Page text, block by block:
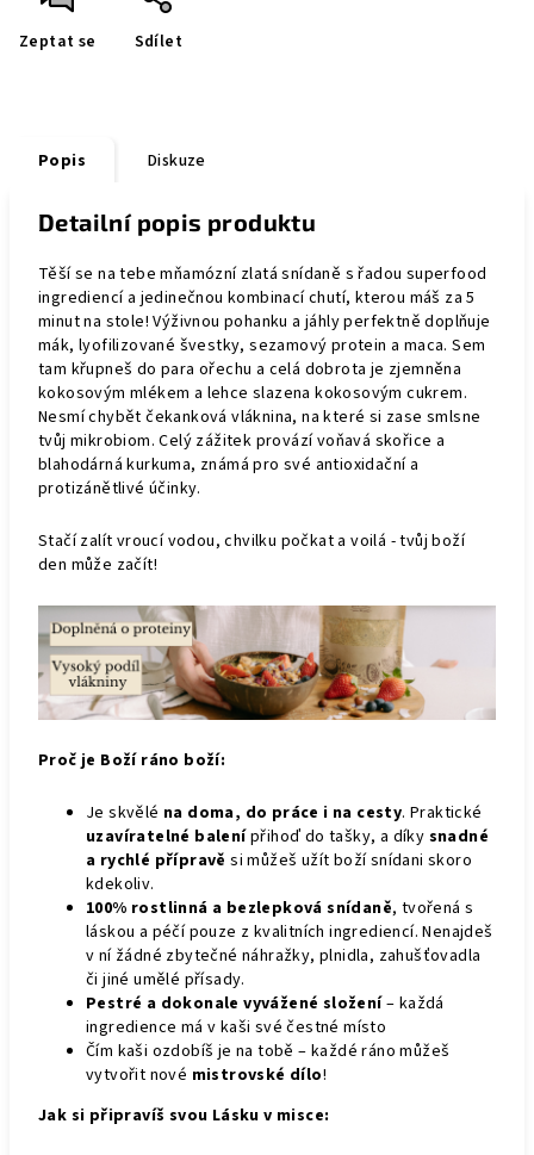
Zeptat se Sdílet
Popis Diskuze
Detailní popis produktu
Těší se na tebe mňamózní zlatá snídaně s řadou superfood
ingrediencí a jedinečnou kombinací chutí, kterou máš za 5
minut na stole! Výživnou pohanku a jáhly perfektně doplňuje
mák, lyofilizované švestky, sezamový protein a maca. Sem
tam křupneš do para ořechu a celá dobrota je zjemněna
kokosovým mlékem a lehce slazena kokosovým cukrem.
Nesmí chybět čekanková vláknina, na které si zase smlsne
tvůj mikrobiom. Celý zážitek provází voňavá skořice a
blahodárná kurkuma, známá pro své antioxidační a
protizánětlivé účinky.
Stačí zalít vroucí vodou, chvilku počkat a voilá - tvůj boží
den může začít!
Proč je Boží ráno boží:
Je skvělé na doma, do práce i na cesty. Praktické
uzavíratelné balenípřihoď do tašky, a díky snadné
a rychlé přípravě si můžeš užít boží snídani skoro
kdekoliv.
100% rostlinná a bezlepková snídaně, tvořená s
láskou a péčí pouze z kvalitních ingrediencí. Nenajdeš
v ní žádné zbytečné náhražky, plnidla, zahušťovadla
či jiné umělé přísady.
Pestré a dokonale vyvážené složení– každá
ingredience má v kaši své čestné místo
Čím kaši ozdobíš je na tobě – každé ráno můžeš
vytvořit nové mistrovské dílo!
Jak si připravíš svou Lásku v misce: